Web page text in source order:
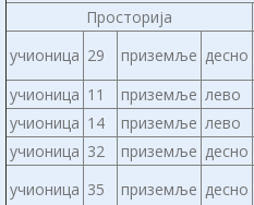
Просторија
учионица 29 приземље десно
учионица 11 приземље лево
учионица 14 приземље лево
учионица 32 приземље десно
учионица 35 приземље десно